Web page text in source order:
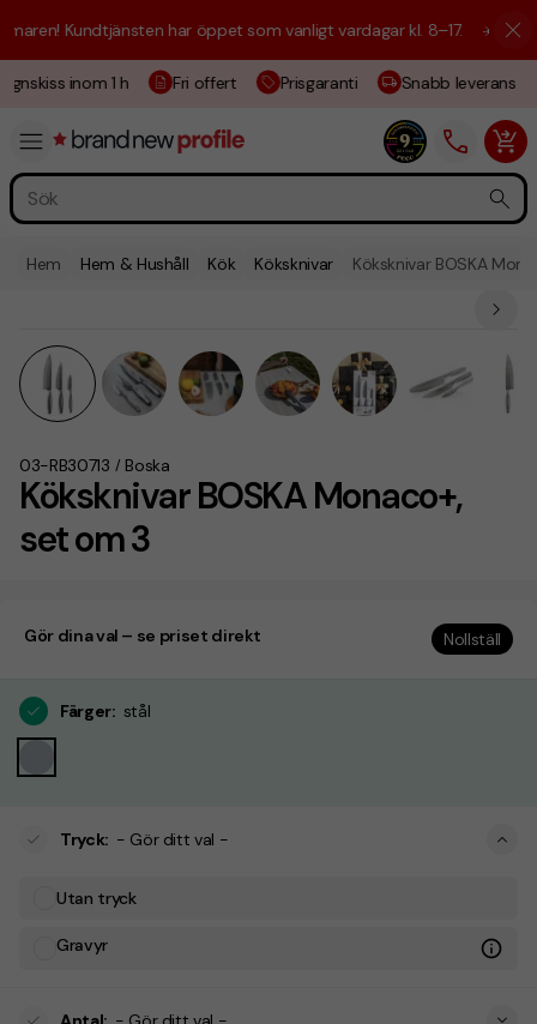
Kundtjänsten har öppet som vanligt vardagar kl. 8–17. ☀️ Vi är
inom 1 h Fri offert Prisgaranti Snabb leverans
Hem Hem & Hushåll Kök Köksknivar Köksknivar BOSKA
Köksknivar BOSKA Monaco+,
set om 3
03-RB30713 / Boska
Gör dina val – se priset direkt Nollställ
Färger: stål
Tryck: - Gör ditt val -
Utan tryck
Gravyr